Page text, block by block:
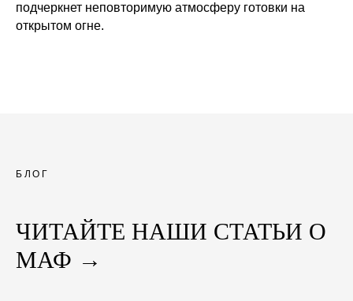
подчеркнет неповторимую атмосферу готовки на
открытом огне.
БЛОГ
ЧИТАЙТЕ НАШИ СТАТЬИ О
МАФ →